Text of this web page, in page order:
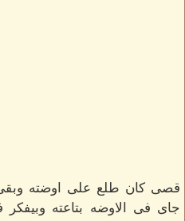
قصى كان طلع على اوضته
جاى فى الاوضه بتاعته